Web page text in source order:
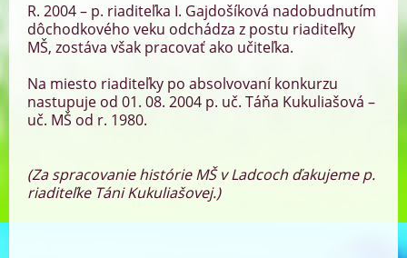
R. 2004 – p. riaditeľka I. Gajdošíková nadobudnutím
dôchodkového veku odchádza z postu riaditeľky
MŠ, zostáva však pracovať ako učiteľka.
Na miesto riaditeľky po absolvovaní konkurzu
nastupuje od 01. 08. 2004 p. uč. Táňa Kukuliašová –
uč. MŠ od r. 1980.
(Za spracovanie histórie MŠ v Ladcoch ďakujeme p.
riaditeľke Táni Kukuliašovej.)